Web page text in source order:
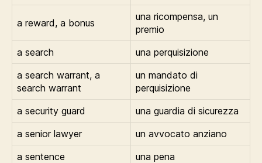
a reward, a bonus
una ricompensa, un
premio
a search
una perquisizione
a search warrant, a
search warrant
un mandato di
perquisizione
a security guard
una guardia di sicurezza
a senior lawyer
un avvocato anziano
a sentence
una pena